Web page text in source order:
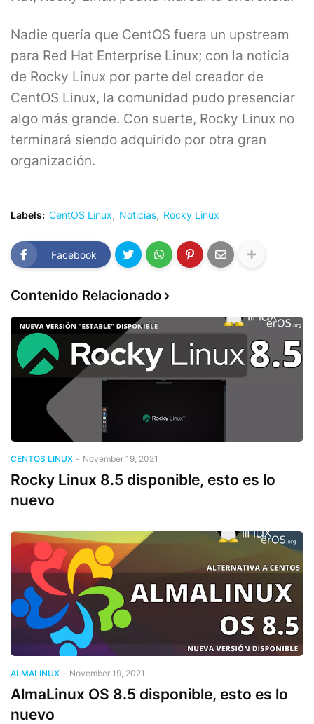
Nadie quería que CentOS fuera un upstream
para Red Hat Enterprise Linux; con la noticia
de Rocky Linux por parte del creador de
CentOS Linux, la comunidad pudo presenciar
algo más grande. Con suerte, Rocky Linux no
terminará siendo adquirido por otra gran
organización.
Labels: CentOS Linux Noticias Rocky Linux
Facebook
Contenido Relacionado
CENTOS LINUX - November 19, 2021
Rocky Linux 8.5 disponible, esto es lo
nuevo
ALMALINUX - November 19, 2021
AlmaLinux OS 8.5 disponible, esto es lo
nuevo